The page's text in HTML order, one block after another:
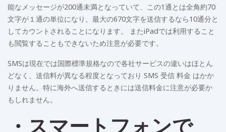
能なメッセージが200通未満となっていて、この1通とは全角約70
文字が１通の単位になり、最大の670文字を送信するなら10通分と
してカウントされることになります。 またiPadでは利用すること
も閲覧することもできないため注意が必要です。
SMSは現在では国際標準規格なので各社サービスの違いはほとん
どなく、送信料が異なる程度となっており SMS 受信 料金 はかか
りません。特に海外へ送信するときには送信料金に注意が必要か
もしれません。
・スマートフォンで